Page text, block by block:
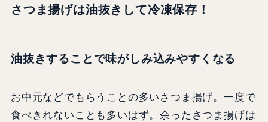
さつま揚げは油抜きして冷凍保存！
油抜きすることで味がしみ込みやすくなる
お中元などでもらうことの多いさつま揚げ。一度で
食べきれないことも多いはず。余ったさつま揚げは